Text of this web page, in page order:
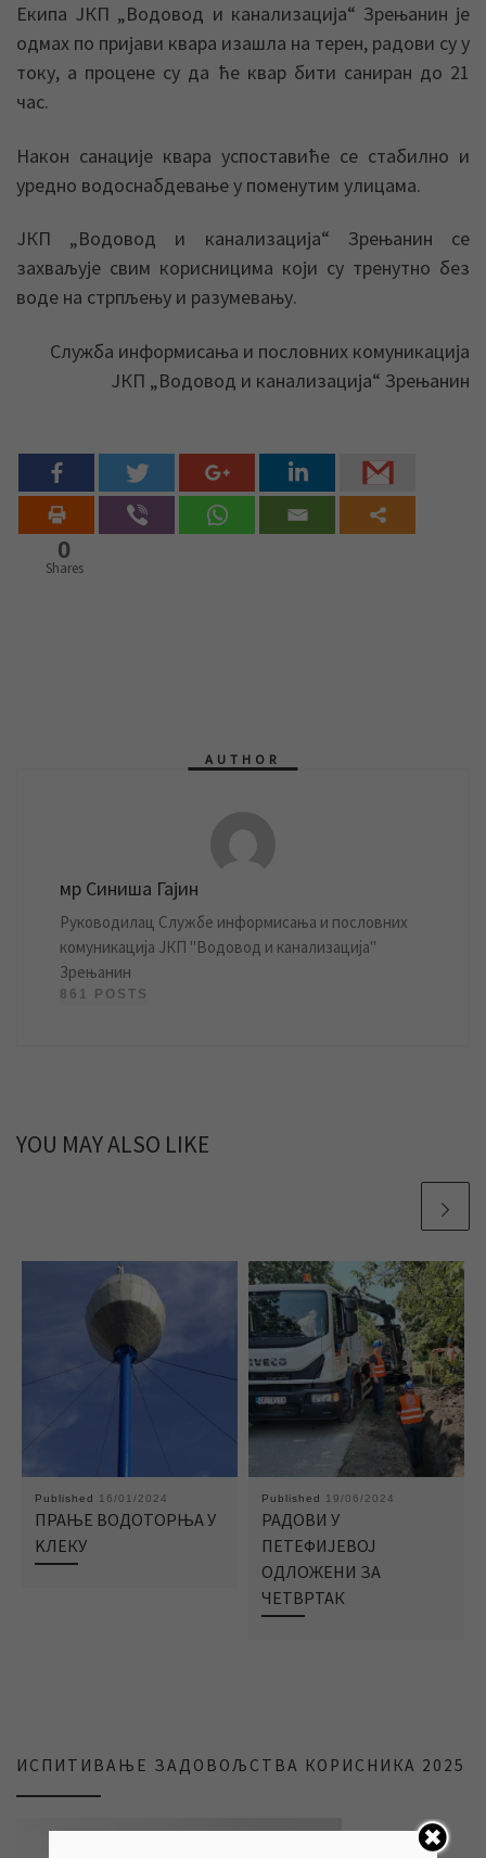
Екипа ЈКП „Водовод и канализација“ Зрењанин је
одмах по пријави квара изашла на терен, радови су у
току, а процене су да ће квар бити саниран до 21
час.
Након санације квара успоставиће се стабилно и
уредно водоснабдевање у поменутим улицама.
ЈКП „Водовод и канализација“ Зрењанин се
захваљује свим корисницима који су тренутно без
воде на стрпљењу и разумевању.
Служба информисања и пословних комуникација
ЈКП „Водовод и канализација“ Зрењанин
0
Shares
AUTHOR
мр Синиша Гајин
Руководилац Службе информисања и пословних
комуникација ЈКП "Водовод и канализација"
Зрењанин
861 POSTS
YOU MAY ALSO LIKE
Published 16/01/2024
ПРАЊЕ ВОДОТОРЊА У
KЛЕКУ
Published 19/06/2024
РАДОВИ У
ПЕТЕФИЈЕВОЈ
ОДЛОЖЕНИ ЗА
ЧЕТВРТАК
ИСПИТИВАЊЕ ЗАДОВОЉСТВА КОРИСНИКА 2025